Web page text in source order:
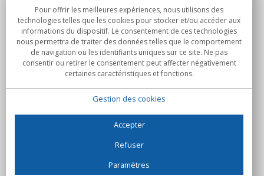
Notre société
Engagements
Achats
C/Flassaders, 13, Nave 6, 08130 Santa Perpètua de Mogoda
Pour offrir les meilleures expériences, nous utilisons des
technologies telles que les cookies pour stocker et/ou accéder aux
informations du dispositif. Le consentement de ces technologies
nous permettra de traiter des données telles que le comportement
de navigation ou les identifiants uniques sur ce site. Ne pas
consentir ou retirer le consentement peut affecter négativement
certaines caractéristiques et fonctions.
Gestion des cookies
Accepter
Refuser
Paramètres